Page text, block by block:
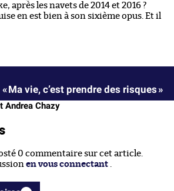
après les navets de 2014 et 2016 ?
en est bien à son sixième opus. Et il
Ma vie, c’est prendre des risques »
Andrea Chazy
0 commentaire sur cet article.
en vous connectant